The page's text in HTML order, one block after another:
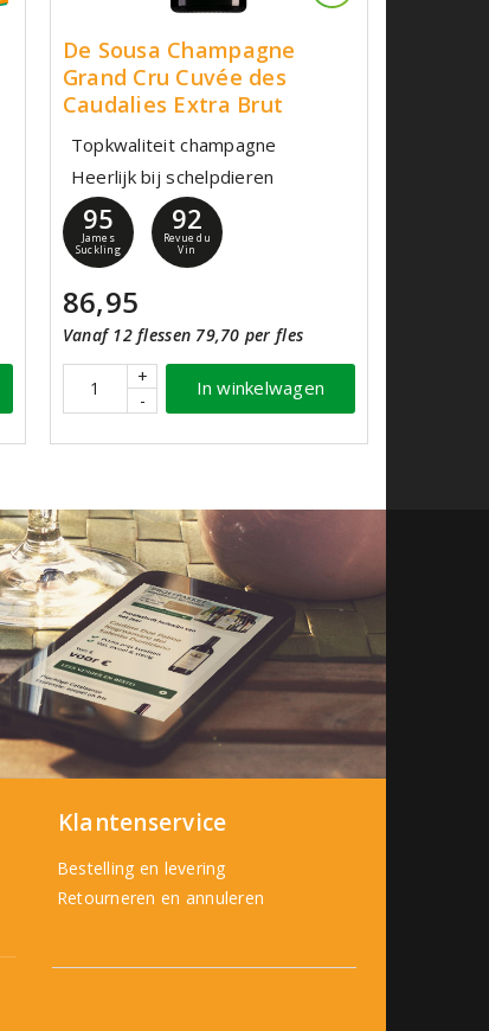
De Sousa Champagne
Grand Cru Cuvée des
Caudalies Extra Brut
Topkwaliteit champagne
Heerlijk bij schelpdieren
95
James
Suckling
92
Revue du
Vin
86,95
Vanaf 12 flessen 79,70 per fles
+
-
In winkelwagen
Klantenservice
Bestelling en levering
Retourneren en annuleren